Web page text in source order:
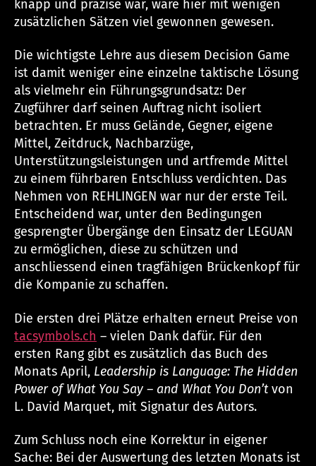
knapp und präzise war, wäre hier mit wenigen
zusätzlichen Sätzen viel gewonnen gewesen.
Die wichtigste Lehre aus diesem Decision Game
ist damit weniger eine einzelne taktische Lösung
als vielmehr ein Führungsgrundsatz: Der
Zugführer darf seinen Auftrag nicht isoliert
betrachten. Er muss Gelände, Gegner, eigene
Mittel, Zeitdruck, Nachbarzüge,
Unterstützungsleistungen und artfremde Mittel
zu einem führbaren Entschluss verdichten. Das
Nehmen von REHLINGEN war nur der erste Teil.
Entscheidend war, unter den Bedingungen
gesprengter Übergänge den Einsatz der LEGUAN
zu ermöglichen, diese zu schützen und
anschliessend einen tragfähigen Brückenkopf für
die Kompanie zu schaffen.
Die ersten drei Plätze erhalten erneut Preise von
tacsymbols.ch – vielen Dank dafür. Für den
ersten Rang gibt es zusätzlich das Buch des
Monats April, Leadership is Language: The Hidden
Power of What You Say – and What You Don’tvon
L. David Marquet, mit Signatur des Autors.
Zum Schluss noch eine Korrektur in eigener
Sache: Bei der Auswertung des letzten Monats ist